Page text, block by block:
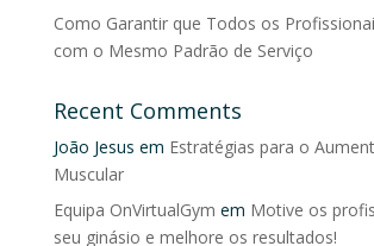
Como Garantir que Todos os
com o Mesmo Padrão de Serviço
Recent Comments
João Jesus em Estratégias para o
Muscular
Equipa OnVirtualGym em Motive os
seu ginásio e melhore os resultados!